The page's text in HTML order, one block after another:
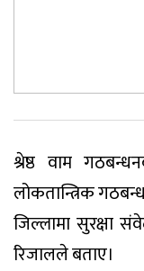
श्रेष्ठ वाम
लोकतान्त्रिक
जिल्लामा सुरक्षा
रिजालले बताए।